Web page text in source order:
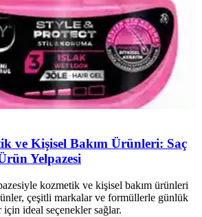
ve Kişisel Bakım Ürünleri: Saç
Yelpazesi
kozmetik ve kişisel bakım ürünleri
çeşitli markalar ve formüllerle günlük
ideal seçenekler sağlar.